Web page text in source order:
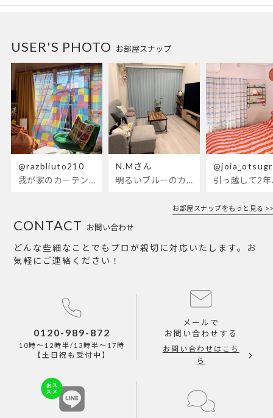
お部屋スナップ
USER'S PHOTO
@razbliuto210
我が家のカーテンが新しくなりました🌼早起きが超絶苦手な私が、思わず朝カーテンを開けて光合成するようになったステンドグラスカーテン…！
N.Mさん
明るいブルーのカーテンで、部屋全体が明るく。白を基調とした部屋にぴったりです。
お部屋スナップをもっと見る >>
お問い合わせ
CONTACT
どんな些細なことでもプロが親切に対応いたします。お
気軽にご連絡ください！
0120-989-872
10時～12時半/13時半～17時
【土日祝も受付中】
メールで
お問い合わせする
お問い合わせはこち
ら